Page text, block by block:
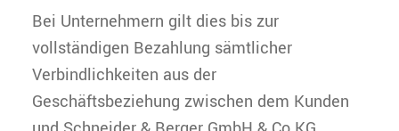
Bei Unternehmern gilt dies bis zur
vollständigen Bezahlung sämtlicher
Verbindlichkeiten aus der
Geschäftsbeziehung zwischen dem Kunden